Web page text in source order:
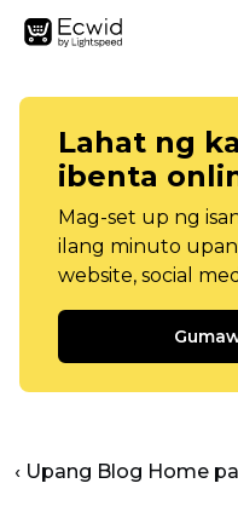
Lahat ng
ibenta
Mag-set up ng
ilang minuto
website, social
‹ Upang Blog Home